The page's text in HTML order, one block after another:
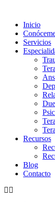
contenido
Inicio
Servicios
Recursos
Blog
Contacto